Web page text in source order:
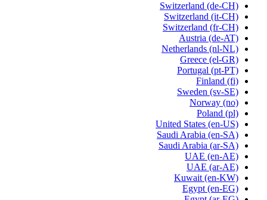
Switzerland (de-CH)
Switzerland (it-CH)
Switzerland (fr-CH)
Austria (de-AT)
Netherlands (nl-NL)
Greece (el-GR)
Portugal (pt-PT)
Finland (fi)
Sweden (sv-SE)
Norway (no)
Poland (pl)
United States (en-US)
Saudi Arabia (en-SA)
Saudi Arabia (ar-SA)
UAE (en-AE)
UAE (ar-AE)
Kuwait (en-KW)
Egypt (en-EG)